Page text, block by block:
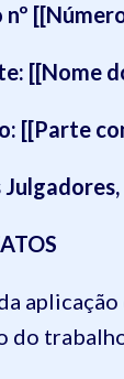
nº
[[Nome
[[Parte
do